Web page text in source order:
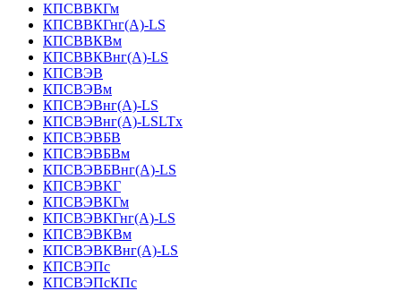
КПСВВКГм
КПСВВКГнг(А)-LS
КПСВВКВм
КПСВВКВнг(А)-LS
КПСВЭВ
КПСВЭВм
КПСВЭВнг(А)-LS
КПСВЭВнг(А)-LSLTx
КПСВЭВБВ
КПСВЭВБВм
КПСВЭВБВнг(А)-LS
КПСВЭВКГ
КПСВЭВКГм
КПСВЭВКГнг(А)-LS
КПСВЭВКВм
КПСВЭВКВнг(А)-LS
КПСВЭПс
КПСВЭПсКПс